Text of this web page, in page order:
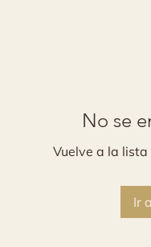
No se
Vuelve a la
Ir